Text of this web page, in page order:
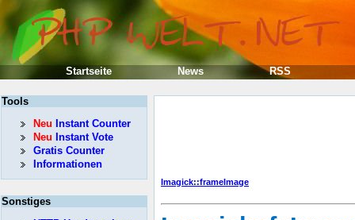
Imagick::frameImage
Tools
Neu Instant Counter
Neu Instant Vote
Gratis Counter
Informationen
Sonstiges
Startseite News RSS